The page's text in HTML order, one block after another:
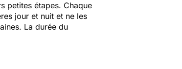
petites étapes. Chaque
jour et nuit et ne les
La durée du